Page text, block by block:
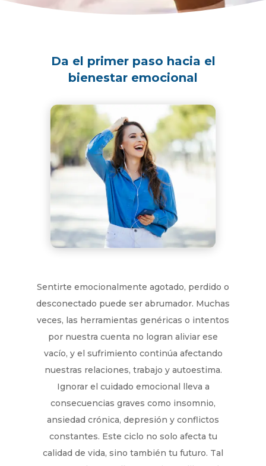
Da el primer paso hacia el
bienestar emocional
Sentirte emocionalmente agotado, perdido o
desconectado puede ser abrumador. Muchas
veces, las herramientas genéricas o intentos
por nuestra cuenta no logran aliviar ese
vacío, y el sufrimiento continúa afectando
nuestras relaciones, trabajo y autoestima.
Ignorar el cuidado emocional lleva a
consecuencias graves como insomnio,
ansiedad crónica, depresión y conflictos
constantes. Este ciclo no solo afecta tu
calidad de vida, sino también tu futuro. Tal